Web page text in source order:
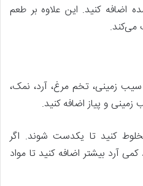
اضافه کنید. این علاوه بر طعم
می‌کند.
زمینی، تخم مرغ، آرد، نمک،
و پیاز اضافه کنید.
کنید تا یکدست شوند. اگر
آرد بیشتر اضافه کنید تا مواد